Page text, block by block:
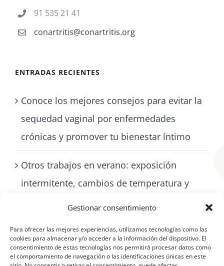
Gestionar consentimiento
Para ofrecer las mejores experiencias, utilizamos tecnologías como las
cookies para almacenar y/o acceder a la información del dispositivo. El
consentimiento de estas tecnologías nos permitirá procesar datos como
el comportamiento de navegación o las identificaciones únicas en este
91 535 21 41
conartritis@conartritis.org
ENTRADAS RECIENTES
Conoce los mejores consejos para evitar la
sequedad vaginal por enfermedades
crónicas y promover tu bienestar íntimo
Otros trabajos en verano: exposición
intermitente, cambios de temperatura y